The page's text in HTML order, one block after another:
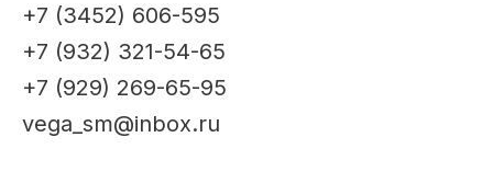
+7 (3452) 606-595
+7 (932) 321-54-65
+7 (929) 269-65-95
vega_sm@inbox.ru